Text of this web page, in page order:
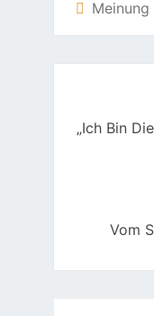
Meinung
„Ich Bin
Vom